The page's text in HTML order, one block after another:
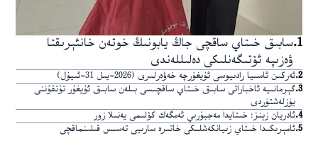
1
.سابىق خىتاي ساقچى جاڭ يابونىڭ خوتەن خانئېرىقتا
ۋەزىپە ئۆتىگەنلىكى دەلىللەندى
2
.ئەركىن ئاسىيا رادىيوسى ئۇيغۇرچە خەۋەرلىرى (2026-يىل 31-ئىيۇل)
3
.گېرمانىيە ئاخباراتى سابىق خىتاي ساقچىسى بىلەن سابىق ئۇيغۇر تۇتقۇننى
يۈزلەشتۈردى
4
.ئادريان زېنز: خىتايدا مەجبۇرىي ئەمگەك كۆلىمى يەنىلا زور
5
.ئامېرىكىدا خىتاي زىيانكەشلىكى خاتىرە سارىيى تەسىس قىلىنماقچى